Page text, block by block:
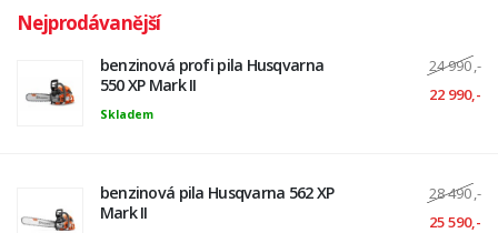
Nejprodávanější
benzinová profi pila Husqvarna
550 XP Mark II
Skladem
24 990,-
22 990,-
benzinová pila Husqvarna 562 XP
Mark II
28 490,-
25 590,-